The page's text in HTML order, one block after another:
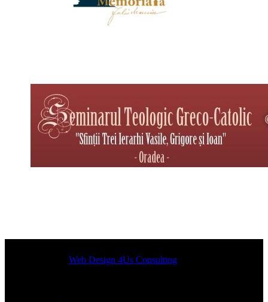
Designed byWeb Design 4Us Consulting